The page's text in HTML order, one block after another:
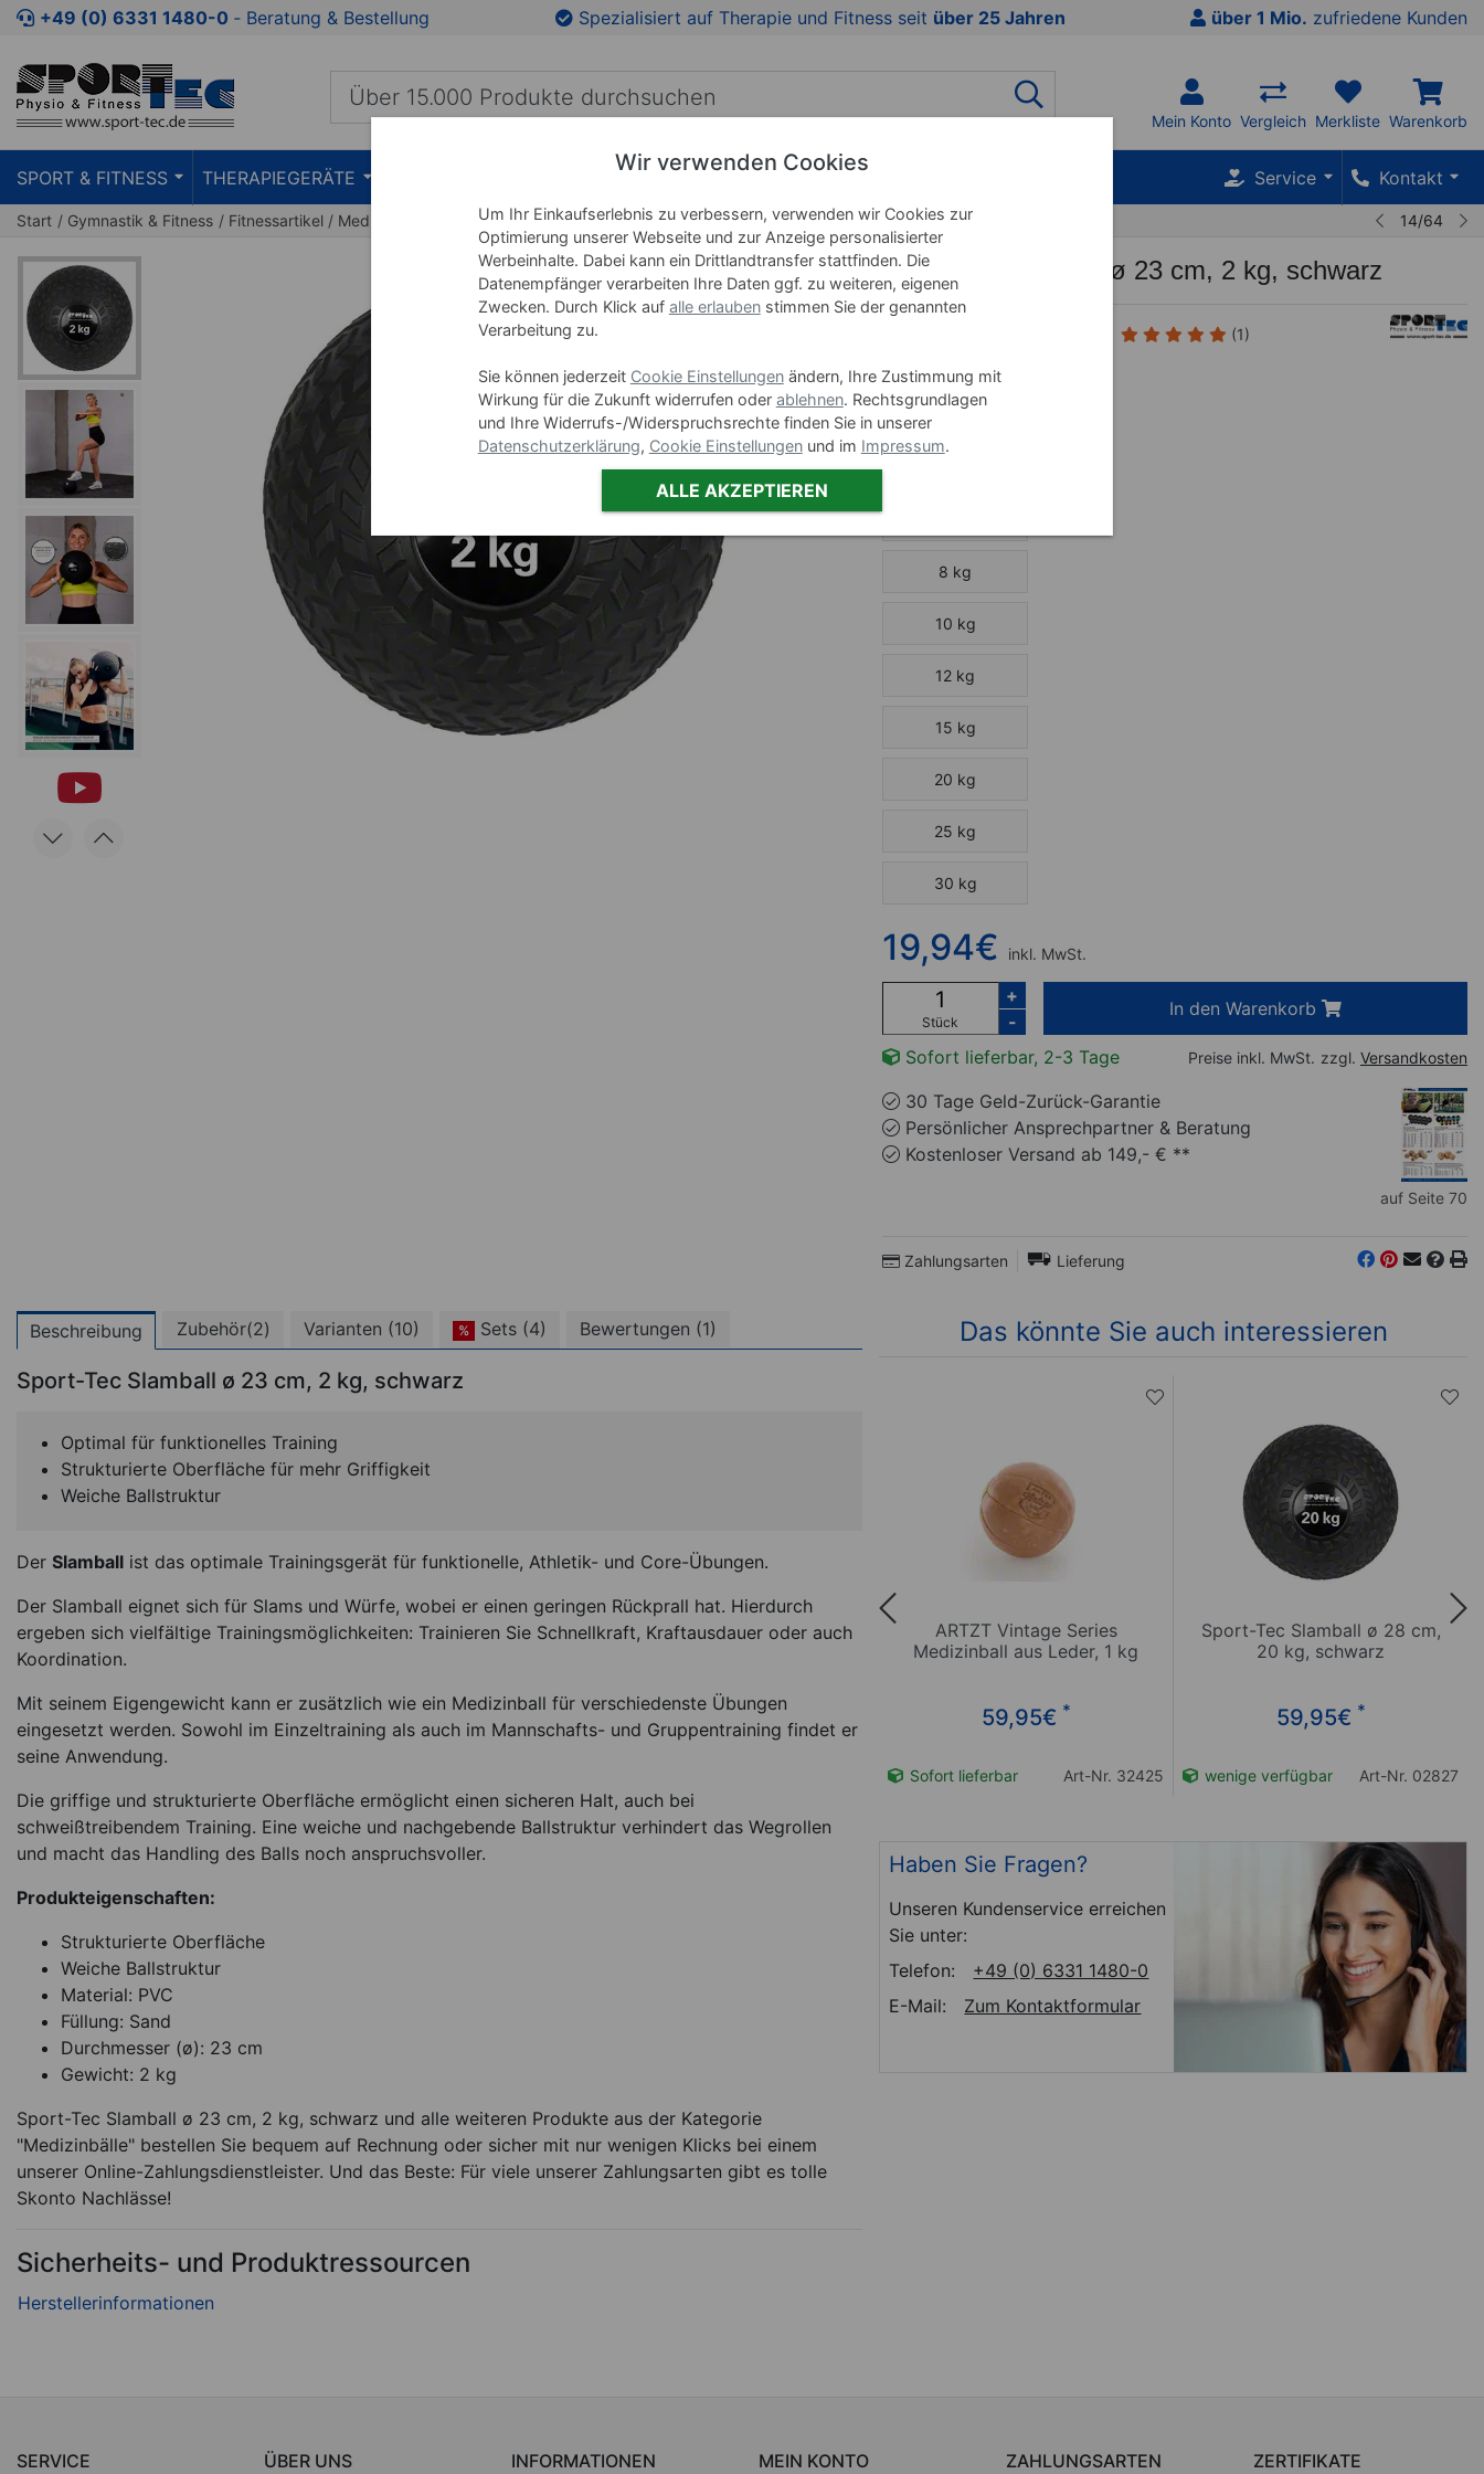
Zum Kaufbereich springen Zur Produktbeschreibung springen Zu den Produktbildern springen
+49 (0) 6331 1480-0 ‐ Beratung & Bestellung Spezialisiert auf Therapie und Fitness seit über 25 Jahren über 1 Mio. zufriedene Kunden
Mein Konto Vergleich Merkliste Warenkorb
SPORT & FITNESS THERAPIEGERÄTE LEHRMITTEL WELLNESS Service Kontakt
Start Gymnastik & Fitness Fitnessartikel Medizinbälle 14/64
Sport-Tec Slamball ø 23 cm, 2 kg, schwarz
(1)
Gewicht
8 kg
10 kg
12 kg
15 kg
20 kg
25 kg
30 kg
19,94€ inkl. MwSt.
Stück
+
-
In den Warenkorb
Sofort lieferbar, 2-3 Tage Preise inkl. MwSt. zzgl. Versandkosten
30 Tage Geld-Zurück-Garantie
Persönlicher Ansprechpartner & Beratung
Kostenloser Versand ab 149,- € **
auf Seite 70
Zahlungsarten Lieferung
Beschreibung Zubehör(2) Varianten (10) % Sets (4) Bewertungen (1)
Sport-Tec Slamball ø 23 cm, 2 kg, schwarz
Optimal für funktionelles Training
Strukturierte Oberfläche für mehr Griffigkeit
Weiche Ballstruktur
Der Slamball ist das optimale Trainingsgerät für funktionelle, Athletik- und Core-Übungen.
Der Slamball eignet sich für Slams und Würfe, wobei er einen geringen Rückprall hat. Hierdurch
ergeben sich vielfältige Trainingsmöglichkeiten: Trainieren Sie Schnellkraft, Kraftausdauer oder auch
Koordination.
Mit seinem Eigengewicht kann er zusätzlich wie ein Medizinball für verschiedenste Übungen
eingesetzt werden. Sowohl im Einzeltraining als auch im Mannschafts- und Gruppentraining findet er
seine Anwendung.
Die griffige und strukturierte Oberfläche ermöglicht einen sicheren Halt, auch bei
schweißtreibendem Training. Eine weiche und nachgebende Ballstruktur verhindert das Wegrollen
und macht das Handling des Balls noch anspruchsvoller.
Produkteigenschaften:
Strukturierte Oberfläche
Weiche Ballstruktur
Material: PVC
Füllung: Sand
Durchmesser (ø): 23 cm
Gewicht: 2 kg
Sport-Tec Slamball ø 23 cm, 2 kg, schwarz und alle weiteren Produkte aus der Kategorie
"Medizinbälle" bestellen Sie bequem auf Rechnung oder sicher mit nur wenigen Klicks bei einem
unserer Online-Zahlungsdienstleister. Und das Beste: Für viele unserer Zahlungsarten gibt es tolle
Skonto Nachlässe!
Sicherheits- und Produktressourcen
Das könnte Sie auch interessieren
SET
Sport-Tec Slamball-Set 5-
129,95€ *
Sport-Tec Slamball ø 23 cm,
€
ab 24,95€ *
ARTZT Vintage Series
Medizinball aus Leder, 1 kg
59,95€ *
Sofort lieferbar Art-Nr. 32425
Sport-Tec Slamball ø 28 cm,
20 kg, schwarz
59,95€ *
wenige verfügbar Art-Nr. 02827
Haben Sie Fragen?
Unseren Kundenservice erreichen
Sie unter:
Telefon:
+49 (0) 6331 1480-0
E-Mail:
Zum Kontaktformular
SERVICE ÜBER UNS INFORMATIONEN MEIN KONTO ZAHLUNGSARTEN ZERTIFIKATE
Wir verwenden Cookies
Um Ihr Einkaufserlebnis zu verbessern, verwenden wir Cookies zur
Optimierung unserer Webseite und zur Anzeige personalisierter
Werbeinhalte. Dabei kann ein Drittlandtransfer stattfinden. Die
Datenempfänger verarbeiten Ihre Daten ggf. zu weiteren, eigenen
Zwecken. Durch Klick auf alle erlaubenstimmen Sie der genannten
Verarbeitung zu.
Sie können jederzeit Cookie Einstellungenändern, Ihre Zustimmung mit
Wirkung für die Zukunft widerrufen oder ablehnen. Rechtsgrundlagen
und Ihre Widerrufs-/Widerspruchsrechte finden Sie in unserer
Datenschutzerklärung, Cookie Einstellungenund im Impressum.
ALLE AKZEPTIEREN